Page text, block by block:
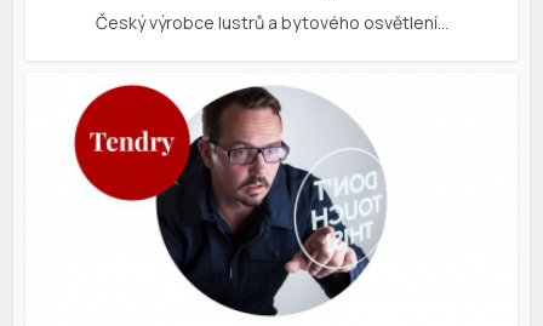
Český výrobce lustrů a bytového osvětlení…